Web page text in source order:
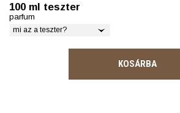
100 ml teszter
parfum
mi az a teszter?
KOSÁRBA